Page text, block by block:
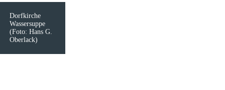
Dorfkirche
Wassersuppe
(Foto: Hans G.
Oberlack)